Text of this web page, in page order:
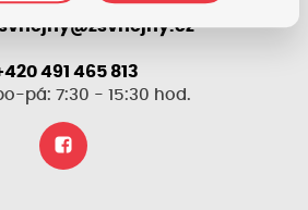
491 465 813
pá: 7:30 - 15:30 hod.